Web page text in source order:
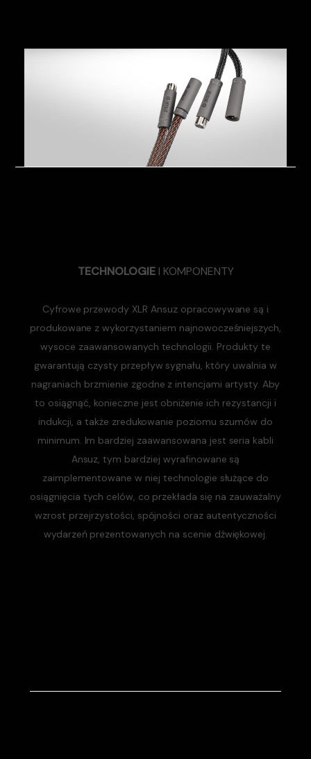
TECHNOLOGIE I KOMPONENTY
Cyfrowe przewody XLR Ansuz opracowywane są i
produkowane z wykorzystaniem najnowocześniejszych,
wysoce zaawansowanych technologii. Produkty te
gwarantują czysty przepływ sygnału, który uwalnia w
nagraniach brzmienie zgodne z intencjami artysty. Aby
to osiągnąć, konieczne jest obniżenie ich rezystancji i
indukcji, a także zredukowanie poziomu szumów do
minimum. Im bardziej zaawansowana jest seria kabli
Ansuz, tym bardziej wyrafinowane są
zaimplementowane w niej technologie służące do
osiągnięcia tych celów, co przekłada się na zauważalny
wzrost przejrzystości, spójności oraz autentyczności
wydarzeń prezentowanych na scenie dźwiękowej.